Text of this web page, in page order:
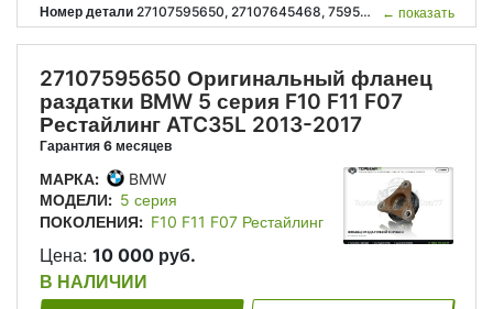
Номер детали 27107595650, 27107645468, 7595650, 7645468, 27 10 7 595 650, 27 10 7 645 468; ← показать
27107595650 Оригинальный фланец
раздатки BMW 5 серия F10 F11 F07
Рестайлинг ATC35L 2013-2017
Гарантия 6 месяцев
МАРКА:
BMW
МОДЕЛИ: 5 серия
ПОКОЛЕНИЯ: F10 F11 F07 Рестайлинг
Цена: 10 000 руб.
В НАЛИЧИИ